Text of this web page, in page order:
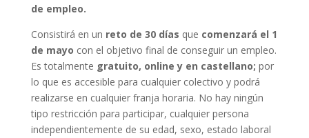
de empleo.
Consistirá en un reto de 30 días que comenzará el 1
de mayo con el objetivo final de conseguir un empleo.
Es totalmente gratuito, online y en castellano; por
lo que es accesible para cualquier colectivo y podrá
realizarse en cualquier franja horaria. No hay ningún
tipo restricción para participar, cualquier persona
independientemente de su edad, sexo, estado laboral